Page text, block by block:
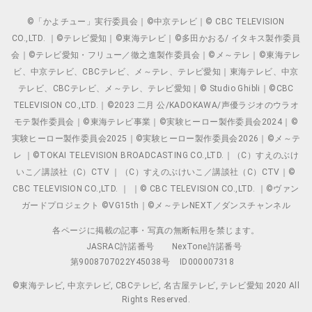
©「かよチュー」実行委員会｜©中京テレビ｜© CBC TELEVISION
CO.,LTD. ｜©テレビ愛知｜©東海テレビ｜©多田かおる/ イタキス製作委員
会｜©テレビ愛知・フリュー／徹之進製作委員会｜©メ～テレ｜©東海テレ
ビ、中京テレビ、CBCテレビ、メ～テレ、テレビ愛知｜東海テレビ、中京
テレビ、CBCテレビ、メ～テレ、テレビ愛知｜© Studio Ghibli｜©CBC
TELEVISION CO.,LTD.｜©2023 二月 公/KADOKAWA/声優ラジオのウラオ
モテ製作委員会｜©東海テレビ事業｜©実験ヒーロー製作委員会2024｜©
実験ヒーロー製作委員会2025｜©実験ヒーロー製作委員会2026｜©メ～テ
レ ｜©TOKAI TELEVISION BROADCASTING CO.,LTD.｜（C）すえのぶけ
いこ／講談社（C）CTV ｜（C）すえのぶけいこ／講談社（C）CTV｜©
CBC TELEVISION CO.,LTD. ｜ ｜© CBC TELEVISION CO.,LTD. ｜©ヴァン
ガードプロジェクト ©VG15th｜©メ～テレNEXT／ダンスチャンネル
各ページに掲載の記事・写真の無断転用を禁じます。
JASRAC許諾番号
NexTone許諾番号
第9008707022Y45038号
ID000007318
©東海テレビ, 中京テレビ, CBCテレビ, 名古屋テレビ, テレビ愛知 2020 All
Rights Reserved.